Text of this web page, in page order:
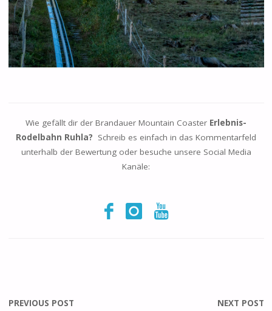
Wie gefällt dir der Brandauer Mountain Coaster Erlebnis-
Rodelbahn Ruhla? Schreib es einfach in das Kommentarfeld
unterhalb der Bewertung oder besuche unsere Social Media
Kanäle:
PREVIOUS POST NEXT POST